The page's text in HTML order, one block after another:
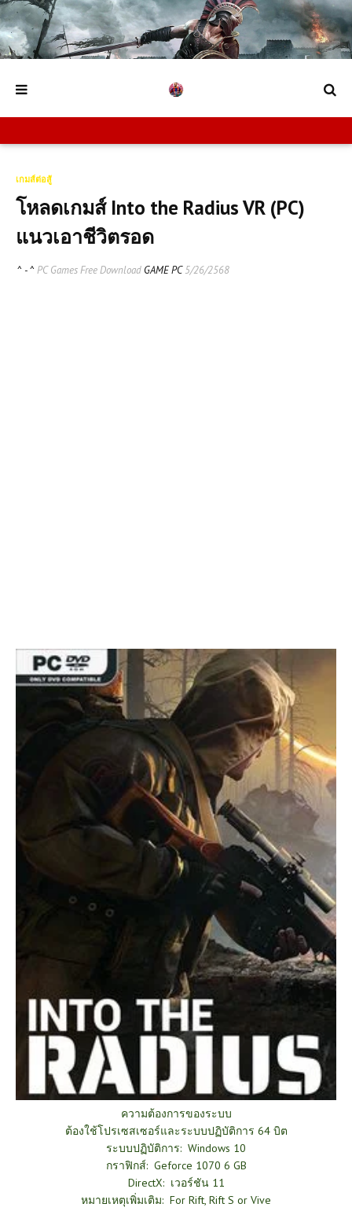
เกมส์ต่อสู้
โหลดเกมส์ Into the Radius VR (PC)
แนวเอาชีวิตรอด
^ - ^ PC Games Free Download GAME PC5/26/2568
ความต้องการของระบบ
ต้องใช้โปรเซสเซอร์และระบบปฏิบัติการ 64 บิต
ระบบปฏิบัติการ: Windows 10
กราฟิกส์: Geforce 1070 6 GB
DirectX: เวอร์ชัน 11
หมายเหตุเพิ่มเติม: For Rift, Rift S or Vive